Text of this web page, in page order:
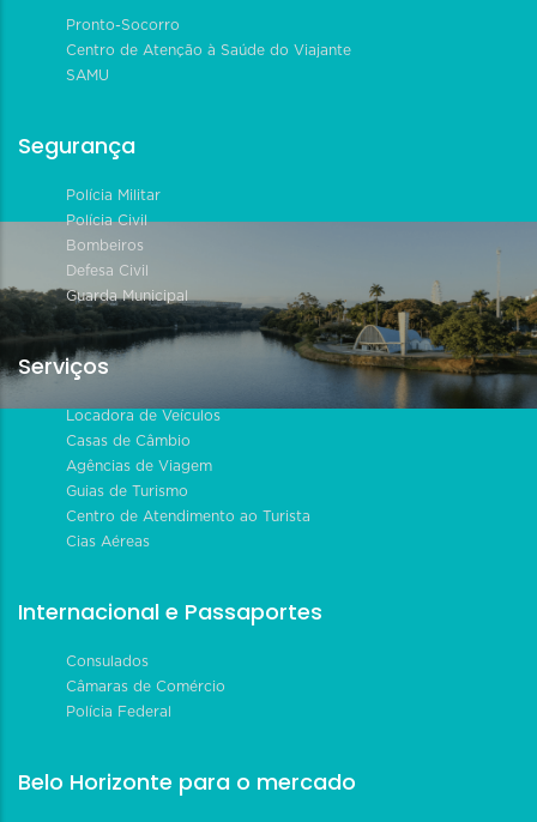
Pronto-Socorro
Centro de Atenção à Saúde do Viajante
SAMU
Segurança
Polícia Militar
Polícia Civil
Bombeiros
Defesa Civil
Guarda Municipal
Serviços
Locadora de Veículos
Casas de Câmbio
Agências de Viagem
Guias de Turismo
Centro de Atendimento ao Turista
Cias Aéreas
Internacional e Passaportes
Consulados
Câmaras de Comércio
Polícia Federal
Belo Horizonte para o mercado